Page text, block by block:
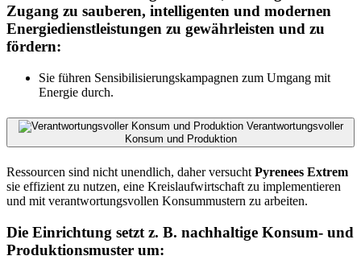
Zugang zu sauberen, intelligenten und modernen
Energiedienstleistungen zu gewährleisten und zu
fördern:
Sie führen Sensibilisierungskampagnen zum Umgang mit
Energie durch.
Verantwortungsvoller
Konsum und Produktion
Ressourcen sind nicht unendlich, daher versuchtPyrenees Extrem
sie effizient zu nutzen, eine Kreislaufwirtschaft zu implementieren
und mit verantwortungsvollen Konsummustern zu arbeiten.
Die Einrichtung setzt z. B. nachhaltige Konsum- und
Produktionsmuster um: